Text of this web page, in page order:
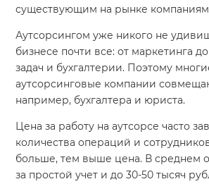
существующим на рынке
Аутсорсингом уже никого не
бизнесе почти все: от маркетинга
задач и бухгалтерии. Поэтому
аутсорсинговые компании
например, бухгалтера и юриста.
Цена за работу на аутсорсе часто
количества операций и
больше, тем выше цена. В среднем
за простой учет и до 30-50 тысяч